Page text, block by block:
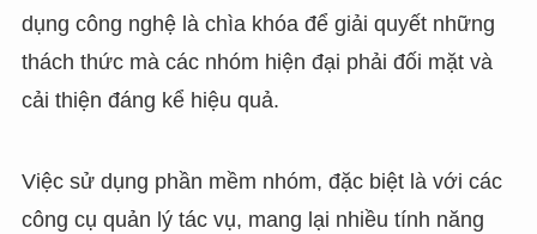
dụng công nghệ là chìa khóa để giải quyết những
thách thức mà các nhóm hiện đại phải đối mặt và
cải thiện đáng kể hiệu quả.
Việc sử dụng phần mềm nhóm, đặc biệt là với các
công cụ quản lý tác vụ, mang lại nhiều tính năng